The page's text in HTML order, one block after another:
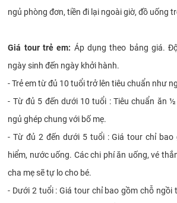
ngủ phòng đơn, tiền đi lại ngoài giờ, đồ uống
Giá tour trẻ em: Áp dụng theo bảng giá.
ngày sinh đến ngày khởi hành.
- Trẻ em từ đủ 10 tuổi trở lên tiêu chuẩn như
- Từ đủ 5 đến dưới 10 tuổi : Tiêu chuẩn ăn
ngủ ghép chung với bố mẹ.
- Từ đủ 2 đến dưới 5 tuổi : Giá tour chỉ bao
hiểm, nước uống. Các chi phí ăn uống, vé
cha mẹ sẽ tự lo cho bé.
- Dưới 2 tuổi : Giá tour chỉ bao gồm chỗ ngồi